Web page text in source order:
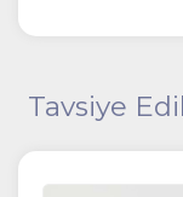
Tavsiye